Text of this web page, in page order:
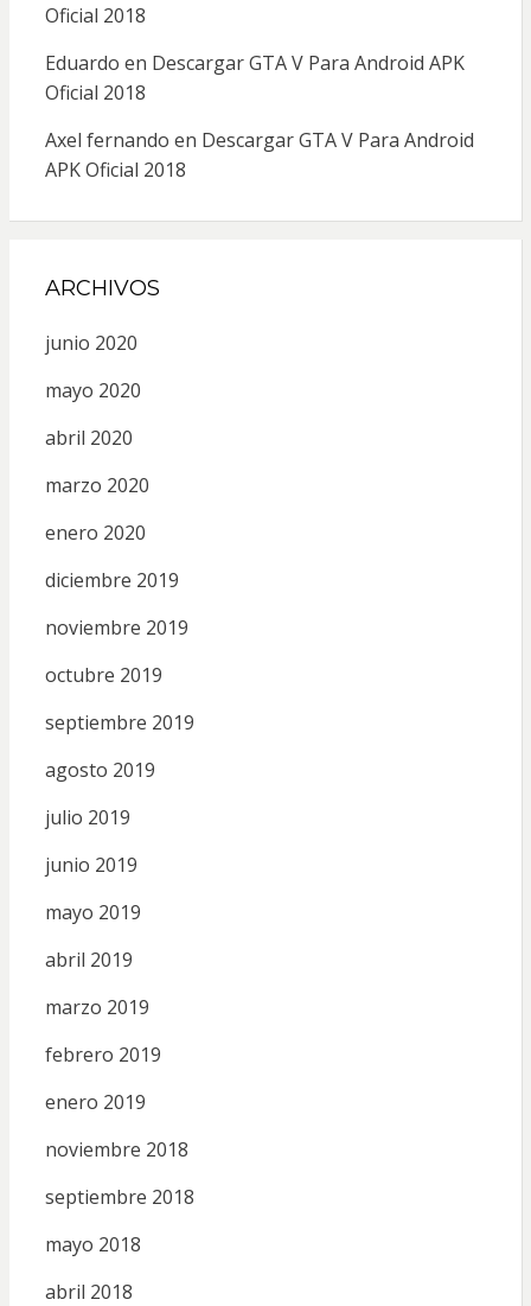
Oficial 2018
Eduardo en Descargar GTA V Para Android APK
Oficial 2018
Axel fernando en Descargar GTA V Para Android
APK Oficial 2018
ARCHIVOS
junio 2020
mayo 2020
abril 2020
marzo 2020
enero 2020
diciembre 2019
noviembre 2019
octubre 2019
septiembre 2019
agosto 2019
julio 2019
junio 2019
mayo 2019
abril 2019
marzo 2019
febrero 2019
enero 2019
noviembre 2018
septiembre 2018
mayo 2018
abril 2018